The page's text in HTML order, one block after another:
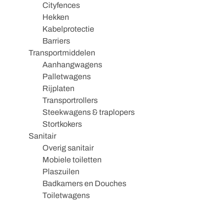
Cityfences
Hekken
Kabelprotectie
Barriers
Transportmiddelen
Aanhangwagens
Palletwagens
Rijplaten
Transportrollers
Steekwagens & traplopers
Stortkokers
Sanitair
Overig sanitair
Mobiele toiletten
Plaszuilen
Badkamers en Douches
Toiletwagens